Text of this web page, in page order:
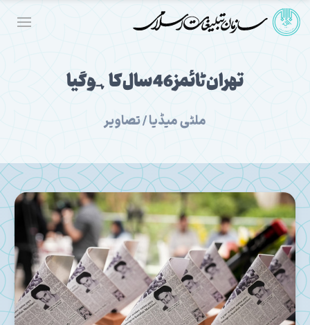
تهران ٹائمز 46 سال کا ہو گیا
ملٹی میڈیا / تصاویر